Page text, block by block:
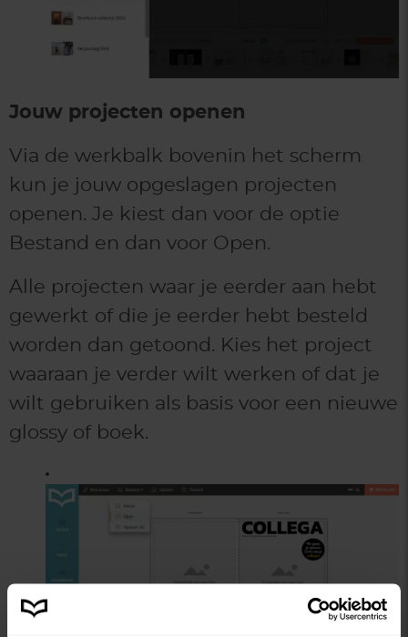
Jouw projecten openen
Via de werkbalk bovenin het scherm
kun je jouw opgeslagen projecten
openen. Je kiest dan voor de optie
Bestand en dan voor Open.
Alle projecten waar je eerder aan hebt
gewerkt of die je eerder hebt besteld
worden dan getoond. Kies het project
waaraan je verder wilt werken of dat je
wilt gebruiken als basis voor een nieuwe
glossy of boek.